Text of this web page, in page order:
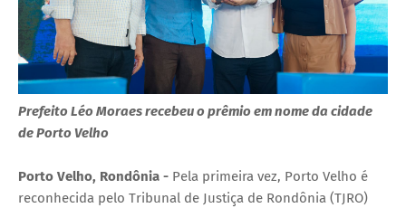
Prefeito Léo Moraes recebeu o prêmio em nome da cidade
de Porto Velho
Porto Velho, Rondônia - Pela primeira vez, Porto Velho é
reconhecida pelo Tribunal de Justiça de Rondônia (TJRO)